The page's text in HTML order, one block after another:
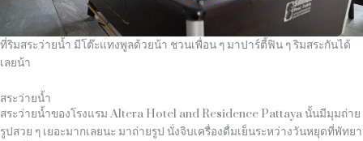
ที่ริมสระว่ายน้ำ มีโต๊ะแทงพูลด้วยน้า ชวนเพื่อน ๆ มาปาร์ตี้ฟิน ๆ ริมสระกันได้
เลยน้า
สระว่ายน้ำ
สระว่ายน้ำของโรงแรม Altera Hotel and Residence Pattaya นั้นมีมุมถ่าย
รูปสวย ๆ เยอะมากเลยนะ มาถ่ายรูป นั่งจิบเครื่องดื่มเย็นระหว่างวันหยุดที่พัทยา